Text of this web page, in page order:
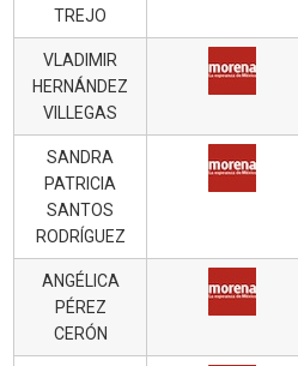
TREJO
VLADIMIR
HERNÁNDEZ
VILLEGAS
SANDRA
PATRICIA
SANTOS
RODRÍGUEZ
ANGÉLICA
PÉREZ
CERÓN